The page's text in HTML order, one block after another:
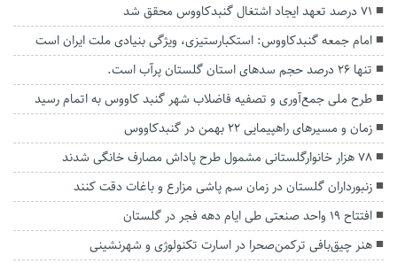
۷۱ درصد تعهد ایجاد اشتغال گنبدکاووس محقق شد
امام جمعه گنبدکاووس: استکبارستیزی، ویژگی بنیادی ملت ایران است
تنها ۲۶ درصد حجم سد‌های استان گلستان پرآب است.
طرح ملی جمع‌آوری و تصفیه فاضلاب شهر گنبد کاووس به اتمام رسید
زمان و مسیر‌های راهپیمایی ۲۲ بهمن در گنبدکاووس
۷۸ هزار خانوارگلستانی مشمول طرح پاداش مصارف خانگی شدند
زنبورداران گلستان در زمان سم پاشی مزارع و باغات دقت کنند
افتتاح ۱۹ واحد صنعتی طی ایام دهه فجر در گلستان
هنر چیق‌بافی ترکمن‌صحرا در اسارت تکنولوژی و شهرنشینی